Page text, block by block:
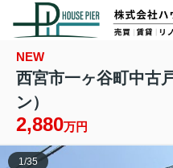
NEW
西宮市一ヶ谷町中古
ン）
2,880万円
1/35